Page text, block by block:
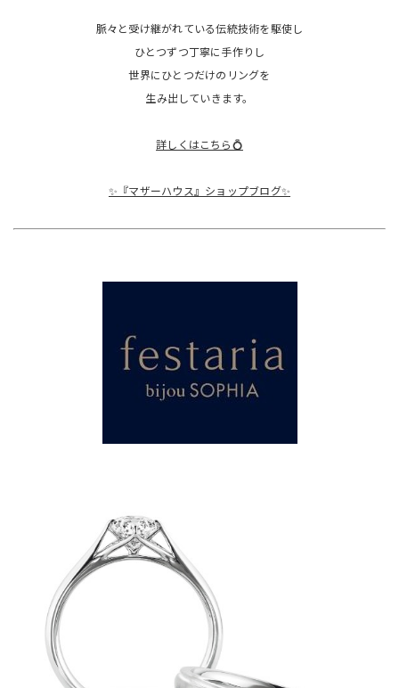
脈々と受け継がれている伝統技術を駆使し
ひとつずつ丁寧に手作りし
世界にひとつだけのリングを
生み出していきます。
詳しくはこちら💍
✨『マザーハウス』ショップブログ✨